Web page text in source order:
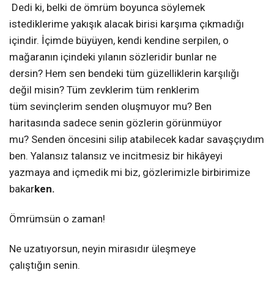
Dedi ki, belki de ömrüm boyunca söylemek
istediklerime yakışık alacak birisi karşıma çıkmadığı
içindir. İçimde büyüyen, kendi kendine serpilen, o
mağaranın içindeki yılanın sözleridir bunlar ne
dersin? Hem sen bendeki tüm güzelliklerin karşılığı
değil misin? Tüm zevklerim tüm renklerim
tüm sevinçlerim senden oluşmuyor mu? Ben
haritasında sadece senin gözlerin görünmüyor
mu? Senden öncesini silip atabilecek kadar savaşçıydım
ben. Yalansız talansız ve incitmesiz bir hikâyeyi
yazmaya and içmedik mi biz, gözlerimizle birbirimize
bakarken.
Ömrümsün o zaman!
Ne uzatıyorsun, neyin mirasıdır üleşmeye
çalıştığın senin.